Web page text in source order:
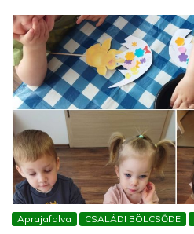
Aprajafalva CSALÁDI BÖLCSŐDE